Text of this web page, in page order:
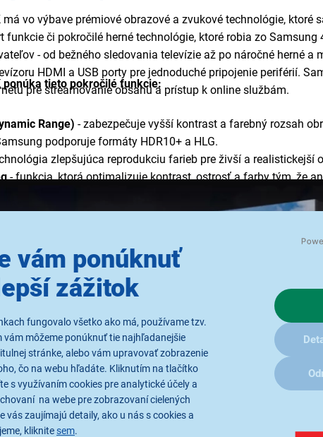
vám ponúknuť
zážitok
fungovalo všetko ako má, používame tzv.
vám môžeme ponúknuť tie najhľadanejšie
stránke, alebo vám upravovať zobrazenie
čo na webu hľadáte. Kliknutím na tlačítko
s využívaním cookies pre analytické účely a
na webe pre zobrazovaní cielených
vás zaujímajú detaily, ako u nás s cookies a
kliknite sem.
má vo výbave prémiové obrazové a zvukové technológie,
funkcie či pokročilé herné technológie, ktoré robia zo
- od bežného sledovania televízie až po náročné herné
HDMI a USB porty pre jednoduché pripojenie periférií.
pre streamovanie obsahu a prístup k online službám.
ponúka tieto pokročilé funkcie:
Range) - zabezpečuje vyšší kontrast a farebný rozsah
podporuje formáty HDR10+ a HLG.
zlepšujúca reprodukciu farieb pre živší a realistickejší
- funkcia, ktorá optimalizuje kontrast, ostrosť a farby tým, že
- poskytuje vylepšenú kvalitu zvuku pre filmy, TV programy
systém poskytujúci prístup k rôznym aplikáciám a
jednoduchý prístup k obľúbeným aplikáciám,
- ovládanie viacerých kompatibilných zariadení
prostredníctvom Google Assistant a Amazon Alexa.
(ALLM)- automaticky prepína TV do herného režimu s
- zabezpečuje plynulejší obraz pri rýchlych scénach, čo je